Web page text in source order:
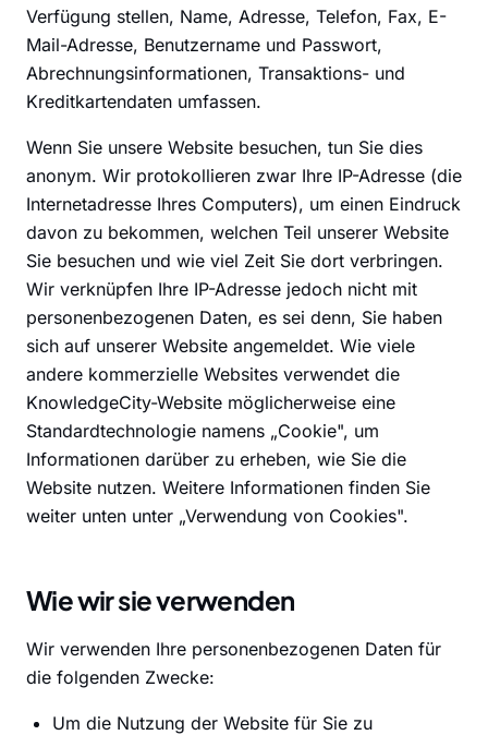
Verfügung stellen, Name, Adresse, Telefon, Fax, E-
Mail-Adresse, Benutzername und Passwort,
Abrechnungsinformationen, Transaktions- und
Kreditkartendaten umfassen.
Wenn Sie unsere Website besuchen, tun Sie dies
anonym. Wir protokollieren zwar Ihre IP-Adresse (die
Internetadresse Ihres Computers), um einen Eindruck
davon zu bekommen, welchen Teil unserer Website
Sie besuchen und wie viel Zeit Sie dort verbringen.
Wir verknüpfen Ihre IP-Adresse jedoch nicht mit
personenbezogenen Daten, es sei denn, Sie haben
sich auf unserer Website angemeldet. Wie viele
andere kommerzielle Websites verwendet die
KnowledgeCity-Website möglicherweise eine
Standardtechnologie namens „Cookie", um
Informationen darüber zu erheben, wie Sie die
Website nutzen. Weitere Informationen finden Sie
weiter unten unter „Verwendung von Cookies".
Wie wir sie verwenden
Wir verwenden Ihre personenbezogenen Daten für
die folgenden Zwecke:
Um die Nutzung der Website für Sie zu